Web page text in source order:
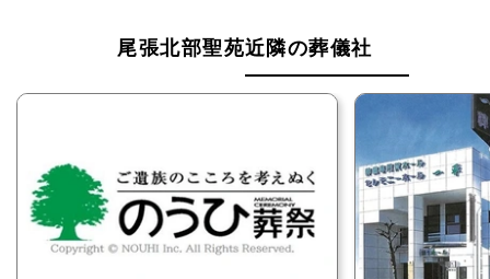
尾張北部聖苑は大型駐車場完備です
10分ほどの距離にあります。
尾張北部聖苑には大型駐車場が完備されていますの
で、車やタクシーなどでご来苑いただくことをおすす
めします。
尾張北部聖苑近隣の葬儀社